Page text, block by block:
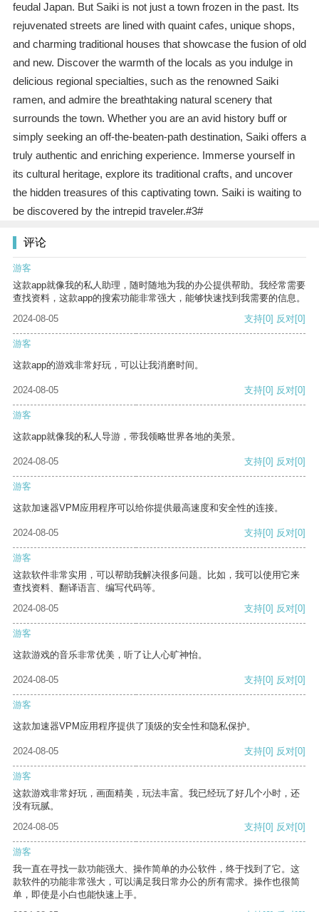
feudal Japan. But Saiki is not just a town frozen in the past. Its
rejuvenated streets are lined with quaint cafes, unique shops,
and charming traditional houses that showcase the fusion of old
and new. Discover the warmth of the locals as you indulge in
delicious regional specialties, such as the renowned Saiki
ramen, and admire the breathtaking natural scenery that
surrounds the town. Whether you are an avid history buff or
simply seeking an off-the-beaten-path destination, Saiki offers a
truly authentic and enriching experience. Immerse yourself in
its cultural heritage, explore its traditional crafts, and uncover
the hidden treasures of this captivating town. Saiki is waiting to
be discovered by the intrepid traveler.#3#
评论
游客
这款app就像我的私人助理，随时随地为我的办公提供帮助。我经常需要
查找资料，这款app的搜索功能非常强大，能够快速找到我需要的信息。
2024-08-05
支持[0] 反对[0]
游客
这款app的游戏非常好玩，可以让我消磨时间。
2024-08-05 支持[0] 反对[0]
游客
这款app就像我的私人导游，带我领略世界各地的美景。
2024-08-05 支持[0] 反对[0]
游客
这款加速器VPM应用程序可以给你提供最高速度和安全性的连接。
2024-08-05 支持[0] 反对[0]
游客
这款软件非常实用，可以帮助我解决很多问题。比如，我可以使用它来
查找资料、翻译语言、编写代码等。
2024-08-05
支持[0] 反对[0]
游客
这款游戏的音乐非常优美，听了让人心旷神怡。
2024-08-05 支持[0] 反对[0]
游客
这款加速器VPM应用程序提供了顶级的安全性和隐私保护。
2024-08-05 支持[0] 反对[0]
游客
这款游戏非常好玩，画面精美，玩法丰富。我已经玩了好几个小时，还
没有玩腻。
2024-08-05
支持[0] 反对[0]
游客
我一直在寻找一款功能强大、操作简单的办公软件，终于找到了它。这
款软件的功能非常强大，可以满足我日常办公的所有需求。操作也很简
单，即使是小白也能快速上手。